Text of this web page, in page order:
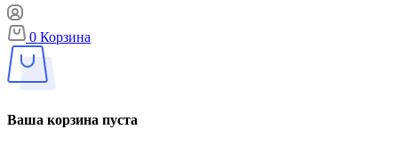
0 Корзина
Ваша корзина пуста